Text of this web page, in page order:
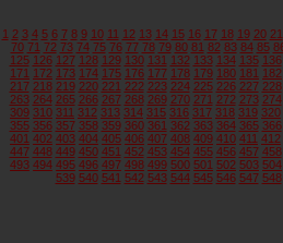
1 2 3 4 5 6 7 8 9 10 11 12 13 14 15 16 17 18 19 20 21
70 71 72 73 74 75 76 77 78 79 80 81 82 83 84 85
125 126 127 128 129 130 131 132 133 134 135 136
171 172 173 174 175 176 177 178 179 180 181 182
217 218 219 220 221 222 223 224 225 226 227 228
263 264 265 266 267 268 269 270 271 272 273 274
309 310 311 312 313 314 315 316 317 318 319 320
355 356 357 358 359 360 361 362 363 364 365 366
401 402 403 404 405 406 407 408 409 410 411 412
447 448 449 450 451 452 453 454 455 456 457 458
493 494 495 496 497 498 499 500 501 502 503 504
539 540 541 542 543 544 545 546 547 548